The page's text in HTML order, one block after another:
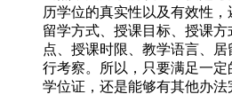
历学位的真实性以及有效性
留学方式、授课目标、授课
点、授课时限、教学语言、
行考察。所以，只要满足一
学位证，还是能够有其他办法